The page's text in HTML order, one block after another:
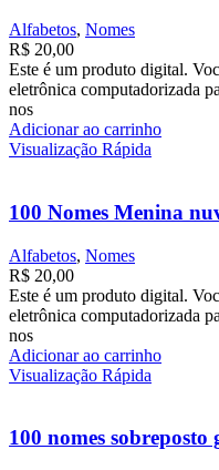
Alfabetos, Nomes
R$ 20,00
Este é um produto digital.
eletrônica computadorizada
nos
Adicionar ao carrinho
Visualização Rápida
100 Nomes Menina
Alfabetos, Nomes
R$ 20,00
Este é um produto digital.
eletrônica computadorizada
nos
Adicionar ao carrinho
Visualização Rápida
100 nomes sobreposto